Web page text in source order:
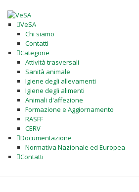
VeSA
Chi siamo
Contatti
Categorie
Attività trasversali
Sanità animale
Igiene degli allevamenti
Igiene degli alimenti
Animali d'affezione
Formazione e Aggiornamento
RASFF
CERV
Documentazione
Normativa Nazionale ed Europea
Contatti